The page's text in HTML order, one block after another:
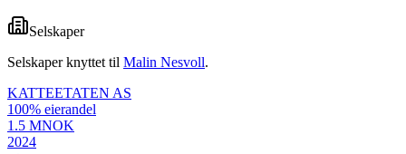
Selskaper
Selskaper knyttet til Malin Nesvoll.
KATTEETATEN AS
100% eierandel
1.5 MNOK
2024